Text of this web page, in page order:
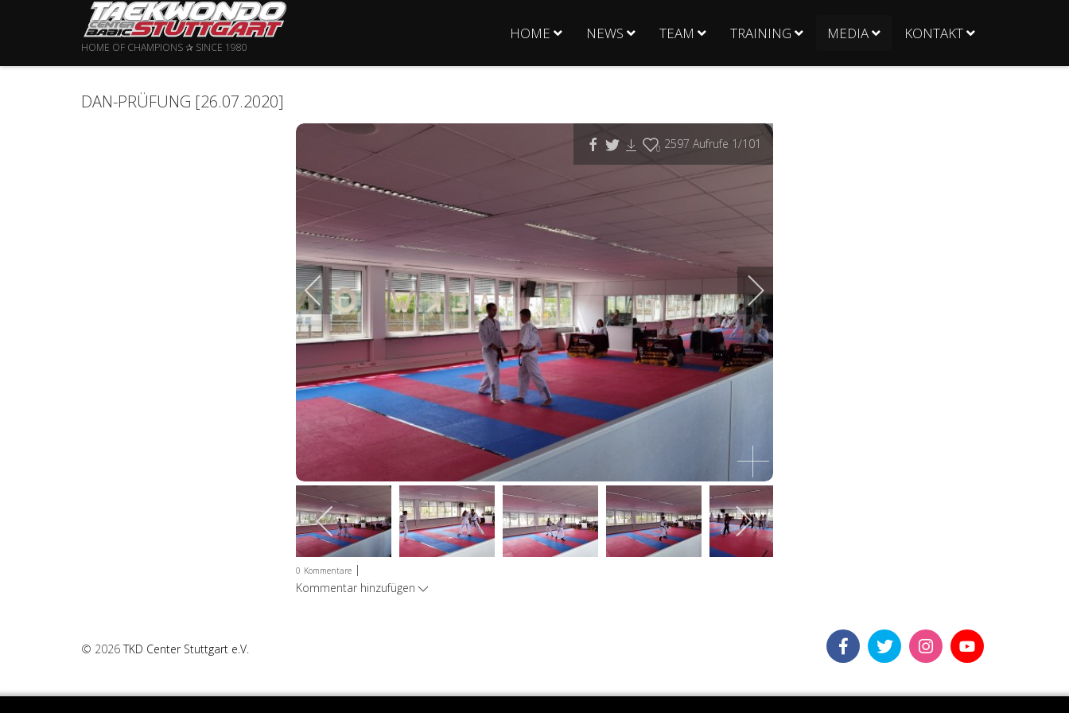
HOME OF CHAMPIONS ✰ SINCE 1980
HOME NEWS TEAM TRAINING MEDIA KONTAKT
DAN-PRÜFUNG [26.07.2020]
0 2597 Aufrufe 1/101
0 Kommentare |
Kommentar hinzufügen
© 2026TKD Center Stuttgart e.V.